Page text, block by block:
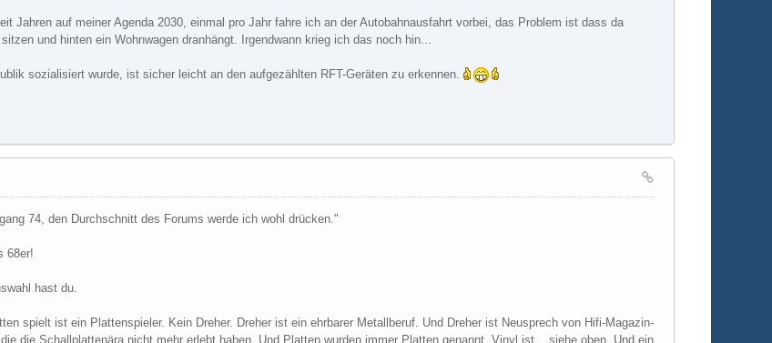
Jahren auf meiner Agenda 2030, einmal pro Jahr fahre ich an der Autobahnausfahrt vorbei, das Problem ist dass da
und hinten ein Wohnwagen dranhängt. Irgendwann krieg ich das noch hin...
sozialisiert wurde, ist sicher leicht an den aufgezählten RFT-Geräten zu erkennen.
74, den Durchschnitt des Forums werde ich wohl drücken."
68er!
hast du.
spielt ist ein Plattenspieler. Kein Dreher. Dreher ist ein ehrbarer Metallberuf. Und Dreher ist Neusprech von Hifi-Magazin-
die Schallplattenära nicht mehr erlebt haben. Und Platten wurden immer Platten genannt. Vinyl ist... siehe oben. Und ein